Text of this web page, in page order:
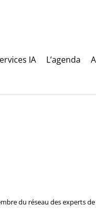
IA L’agenda
du réseau des experts